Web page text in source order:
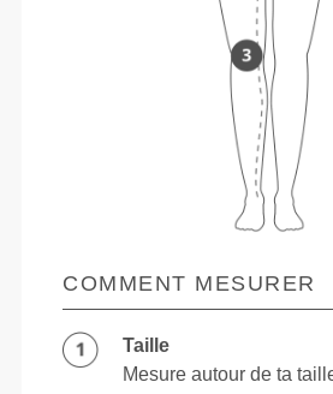
COMMENT MESURER
Taille
Mesure autour de ta